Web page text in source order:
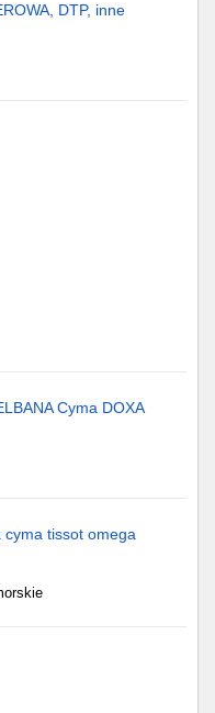
DTP, inne
Cyma DOXA
tissot omega